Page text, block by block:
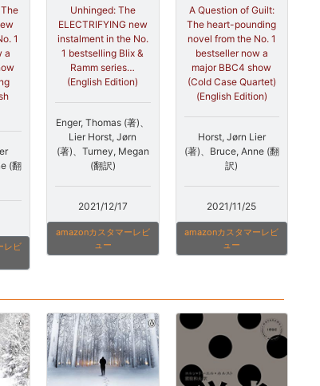
1
a
(翻
レビ
Unhinged: The
ELECTRIFYING new
instalment in the No.
1 bestselling Blix &
Ramm series…
(English Edition)
Enger, Thomas (著)、
Lier Horst, Jørn
(著)、Turney, Megan
(翻訳)
2021/12/17
amazonカスタマーレビ
ュー
A Question of Guilt:
The heart-pounding
novel from the No. 1
bestseller now a
major BBC4 show
(Cold Case Quartet)
(English Edition)
Horst, Jørn Lier
(著)、Bruce, Anne (翻
訳)
2021/11/25
amazonカスタマーレビ
ュー